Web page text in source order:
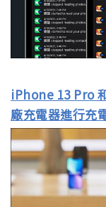
iPhone 13 Pro
廠充電器進行充